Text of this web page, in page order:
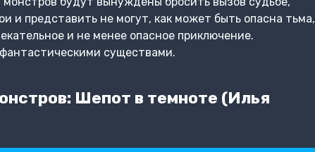
и представить не могут, как может быть опасна тьма,
и не менее опасное приключение.
существами.
Шепот в темноте (Илья